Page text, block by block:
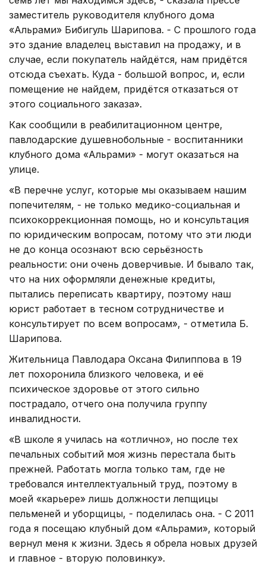
заместитель руководителя клубного дома
«Альрами» Бибигуль Шарипова. - С прошлого года
это здание владелец выставил на продажу, и в
случае, если покупатель найдётся, нам придётся
отсюда съехать. Куда - большой вопрос, и, если
помещение не найдем, придётся отказаться от
этого социального заказа».
Как сообщили в реабилитационном центре,
павлодарские душевнобольные - воспитанники
клубного дома «Альрами» - могут оказаться на
улице.
«В перечне услуг, которые мы оказываем нашим
попечителям, - не только медико-социальная и
психокоррекционная помощь, но и консультация
по юридическим вопросам, потому что эти люди
не до конца осознают всю серьёзность
реальности: они очень доверчивые. И бывало так,
что на них оформляли денежные кредиты,
пытались переписать квартиру, поэтому наш
юрист работает в тесном сотрудничестве и
консультирует по всем вопросам», - отметила Б.
Шарипова.
Жительница Павлодара Оксана Филиппова в 19
лет похоронила близкого человека, и её
психическое здоровье от этого сильно
пострадало, отчего она получила группу
инвалидности.
«В школе я училась на «отлично», но после тех
печальных событий моя жизнь перестала быть
прежней. Работать могла только там, где не
требовался интеллектуальный труд, поэтому в
моей «карьере» лишь должности лепщицы
пельменей и уборщицы, - поделилась она. - С 2011
года я посещаю клубный дом «Альрами», который
вернул меня к жизни. Здесь я обрела новых друзей
и главное - вторую половинку».